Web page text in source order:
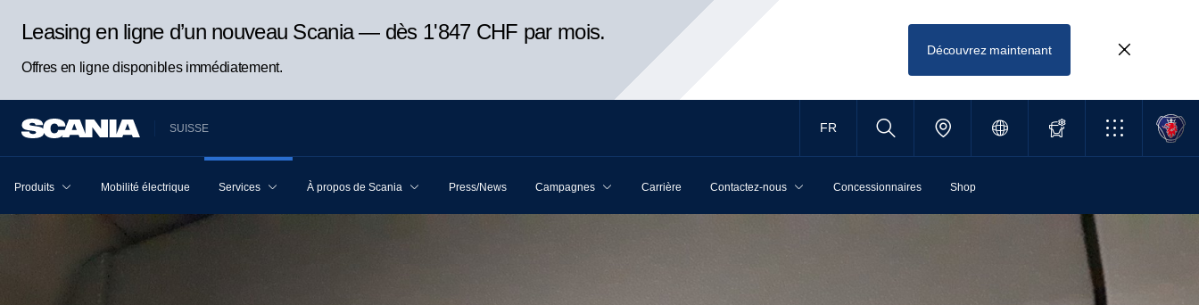
Leasing en ligne d’un nouveau Scania — dès 1'847 CHF par mois.
Offres en ligne disponibles immédiatement.
Découvrez maintenant
SUISSE FR
Produits Mobilité électrique Services À propos de Scania Press/News Campagnes Carrière Contactez-nous Concessionnaires Shop